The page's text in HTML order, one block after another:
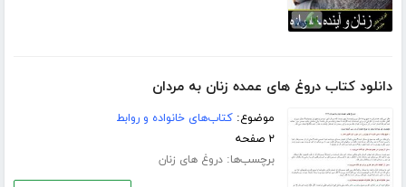
دانلود کتاب دروغ های عمده زنان به مردان
موضوع:کتاب‌های خانواده و روابط
۲ صفحه
برچسب‌ها:دروغ های زنان